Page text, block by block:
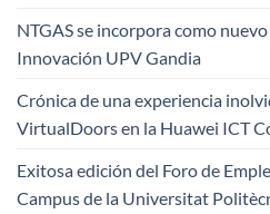
NTGAS se incorpora como
Innovación UPV Gandia
Crónica de una experiencia
VirtualDoors en la Huawei ICT
Exitosa edición del Foro de
Campus de la Universitat